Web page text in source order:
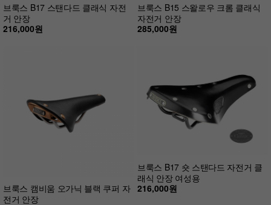
브룩스 B17 스탠다드 클래식 자전
거 안장
216,000원
브룩스 B15 스왈로우 크롬 클래식
자전거 안장
285,000원
브룩스 캠비움 오가닉 블랙 쿠퍼 자
전거 안장
브룩스 B17 숏 스탠다드 자전거 클
래식 안장 여성용
216,000원